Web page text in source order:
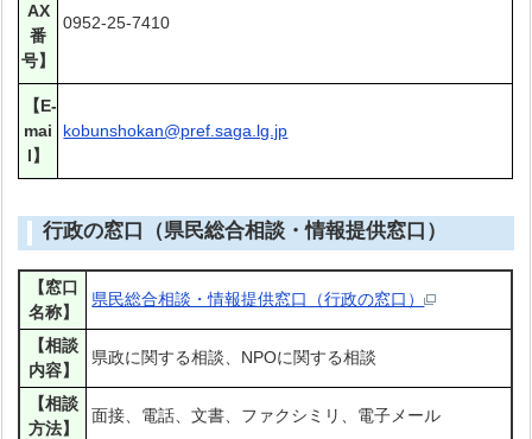
AX
番
号】
0952-25-7410
【E-
mai
l】
kobunshokan@pref.saga.lg.jp
行政の窓口（県民総合相談・情報提供窓口）
【窓口
名称】
県民総合相談・情報提供窓口（行政の窓口）
【相談
内容】
県政に関する相談、NPOに関する相談
【相談
方法】
面接、電話、文書、ファクシミリ、電子メール